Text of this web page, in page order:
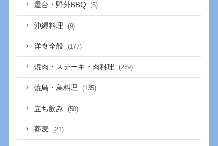
屋台・野外BBQ (5)
沖縄料理 (9)
洋食全般 (177)
焼肉・ステーキ・肉料理 (269)
焼鳥・鳥料理 (135)
立ち飲み (50)
蕎麦 (21)